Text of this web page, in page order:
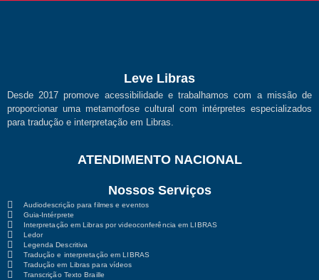
Leve Libras
Desde 2017 promove acessibilidade e trabalhamos com a missão de
proporcionar uma metamorfose cultural com intérpretes especializados
para tradução e interpretação em Libras.
ATENDIMENTO NACIONAL
Nossos Serviços
Audiodescrição para filmes e eventos
Guia-Intérprete
Interpretação em Libras por videoconferência em LIBRAS
Ledor
Legenda Descritiva
Tradução e interpretação em LIBRAS
Tradução em Libras para vídeos
Transcrição Texto Braille